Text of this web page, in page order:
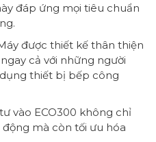
đáp ứng mọi tiêu chuẩn
được thiết kế thân thiện
cả với những người
thiết bị bếp công
vào ECO300 không chỉ
mà còn tối ưu hóa